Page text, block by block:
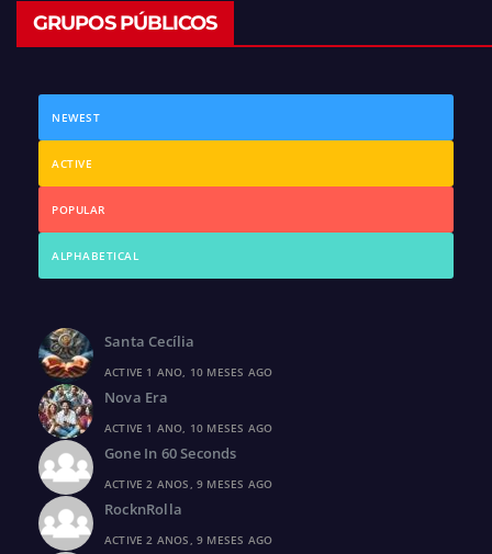
GRUPOS PÚBLICOS
NEWEST
ACTIVE
POPULAR
ALPHABETICAL
Santa Cecília
ACTIVE 1 ANO, 10 MESES AGO
Nova Era
ACTIVE 1 ANO, 10 MESES AGO
Gone In 60 Seconds
ACTIVE 2 ANOS, 9 MESES AGO
RocknRolla
ACTIVE 2 ANOS, 9 MESES AGO